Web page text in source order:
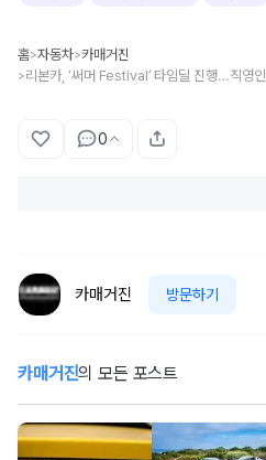
홈>자동차>카매거진
>
0
카매거진 방문하기
카매거진의 모든 포스트